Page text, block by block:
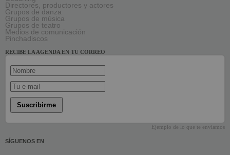
Directores, productores y actores
Grupos de danza
Grupos de música
Grupos de teatro
Medios de comunicación
Pinchadiscos
RECIBE LA AGENDA EN TU CORREO
Suscribirme
Ejemplo de lo que te enviamos
SÍGUENOS EN